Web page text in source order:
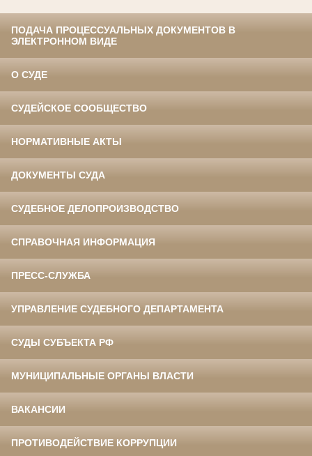
ПОДАЧА ПРОЦЕССУАЛЬНЫХ ДОКУМЕНТОВ В
ЭЛЕКТРОННОМ ВИДЕ
О СУДЕ
СУДЕЙСКОЕ СООБЩЕСТВО
НОРМАТИВНЫЕ АКТЫ
ДОКУМЕНТЫ СУДА
СУДЕБНОЕ ДЕЛОПРОИЗВОДСТВО
СПРАВОЧНАЯ ИНФОРМАЦИЯ
ПРЕСС-СЛУЖБА
УПРАВЛЕНИЕ СУДЕБНОГО ДЕПАРТАМЕНТА
СУДЫ СУБЪЕКТА РФ
МУНИЦИПАЛЬНЫЕ ОРГАНЫ ВЛАСТИ
ВАКАНСИИ
ПРОТИВОДЕЙСТВИЕ КОРРУПЦИИ